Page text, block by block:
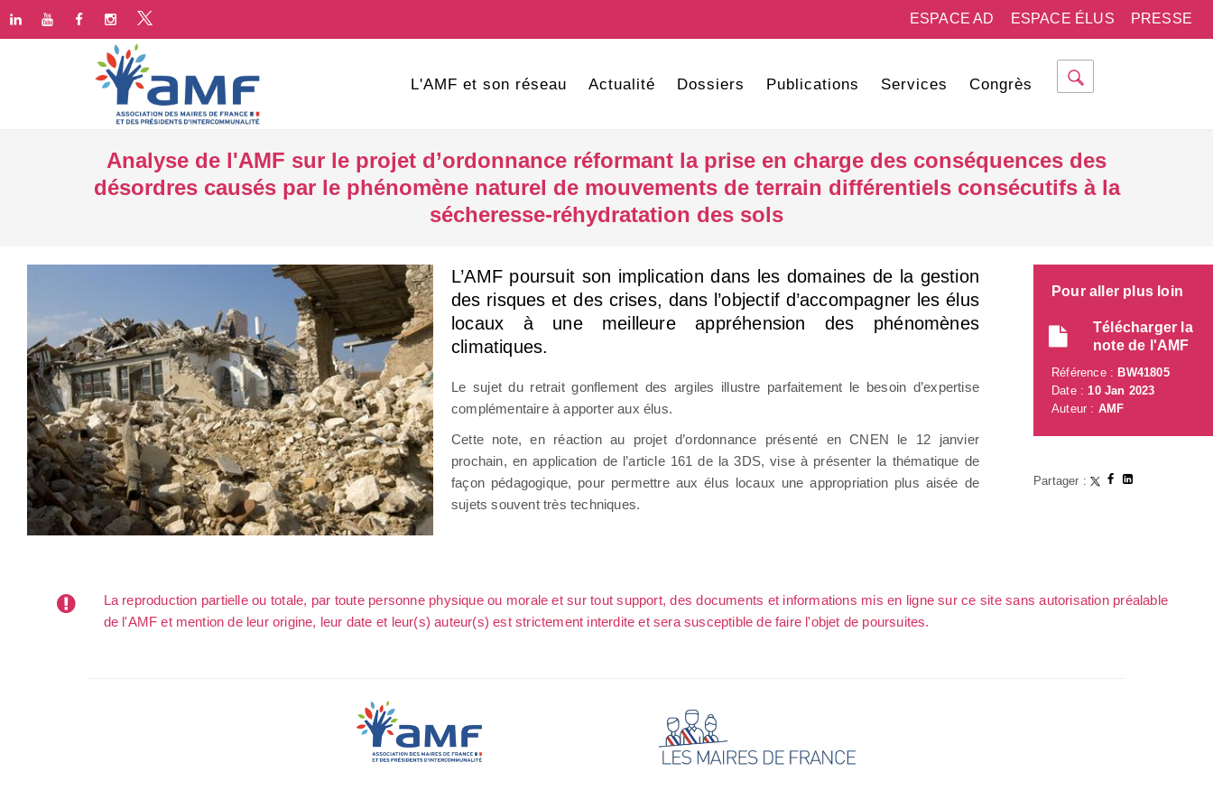
PRESSE
ESPACE ÉLUS
ESPACE AD
L'AMF et son réseau Actualité Dossiers Publications Services Congrès
Analyse de l'AMF sur le projet d’ordonnance réformant la prise en charge des conséquences des
désordres causés par le phénomène naturel de mouvements de terrain différentiels consécutifs à la
sécheresse-réhydratation des sols
L’AMF poursuit son implication dans les domaines de la gestion
des risques et des crises, dans l’objectif d’accompagner les élus
locaux à une meilleure appréhension des phénomènes
climatiques.
Le sujet du retrait gonflement des argiles illustre parfaitement le besoin d’expertise
complémentaire à apporter aux élus.
Cette note, en réaction au projet d’ordonnance présenté en CNEN le 12 janvier
prochain, en application de l’article 161 de la 3DS, vise à présenter la thématique de
façon pédagogique, pour permettre aux élus locaux une appropriation plus aisée de
sujets souvent très techniques.
Pour aller plus loin
Télécharger la
note de l'AMF
Référence : BW41805
Date :10 Jan 2023
Auteur : AMF
Partager :
La reproduction partielle ou totale, par toute personne physique ou morale et sur tout support, des documents et informations mis en ligne sur ce site sans autorisation préalable
de l'AMF et mention de leur origine, leur date et leur(s) auteur(s) est strictement interdite et sera susceptible de faire l'objet de poursuites.